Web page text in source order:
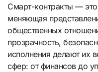
Смарт-контракты —
меняющая
общественных
прозрачность,
исполнения делают их
сфер: от финансов до